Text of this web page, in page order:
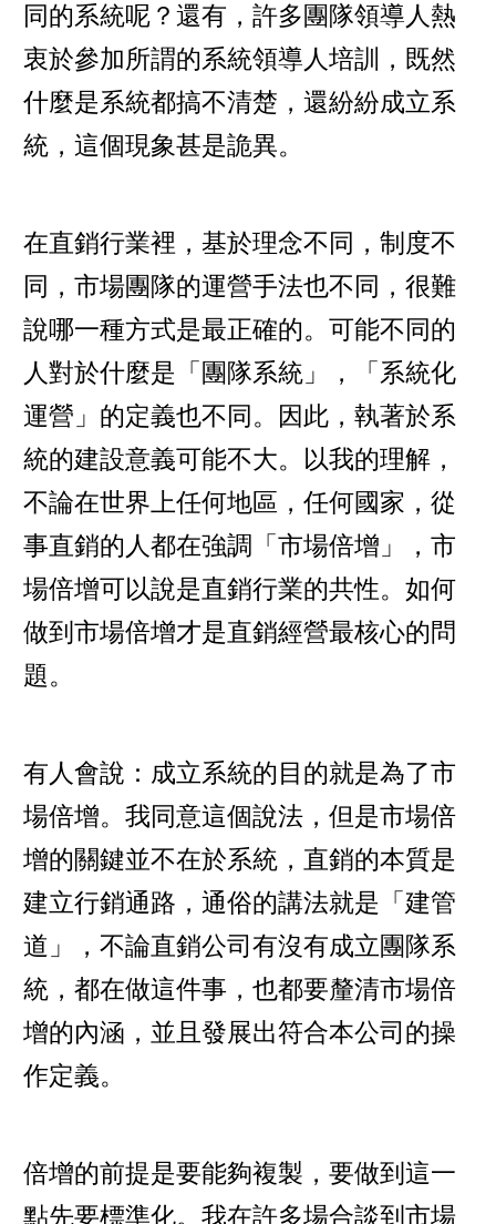
同的系統呢？還有，許多團隊領導人熱
衷於參加所謂的系統領導人培訓，既然
什麼是系統都搞不清楚，還紛紛成立系
統，這個現象甚是詭異。
在直銷行業裡，基於理念不同，制度不
同，市場團隊的運營手法也不同，很難
說哪一種方式是最正確的。可能不同的
人對於什麼是「團隊系統」，「系統化
運營」的定義也不同。因此，執著於系
統的建設意義可能不大。以我的理解，
不論在世界上任何地區，任何國家，從
事直銷的人都在強調「市場倍增」，市
場倍增可以說是直銷行業的共性。如何
做到市場倍增才是直銷經營最核心的問
題。
有人會說：成立系統的目的就是為了市
場倍增。我同意這個說法，但是市場倍
增的關鍵並不在於系統，直銷的本質是
建立行銷通路，通俗的講法就是「建管
道」，不論直銷公司有沒有成立團隊系
統，都在做這件事，也都要釐清市場倍
增的內涵，並且發展出符合本公司的操
作定義。
倍增的前提是要能夠複製，要做到這一
點先要標準化。我在許多場合談到市場